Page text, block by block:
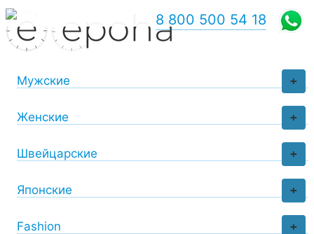
+
Мужские
+
Женские
+
Швейцарские
+
Японские
+
Fashion
8 800 500 54 18